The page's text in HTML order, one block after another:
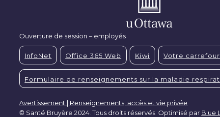
Ouverture de session – employés
InfoNet Office 365 Web Kiwi Votre carrefour
Formulaire de renseignements sur la maladie
Avertissement | Renseignements, accès et vie privée
© Santé Bruyère 2024. Tous droits réservés. Optimisé par Blue